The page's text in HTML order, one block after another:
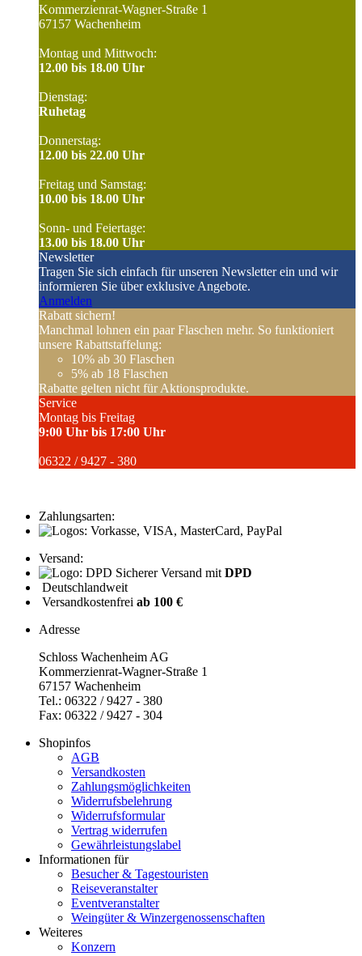
Kommerzienrat-Wagner-Straße 1
67157 Wachenheim
Montag und Mittwoch:
12.00 bis 18.00 Uhr
Dienstag:
Ruhetag
Donnerstag:
12.00 bis 22.00 Uhr
Freitag und Samstag:
10.00 bis 18.00 Uhr
Sonn- und Feiertage:
13.00 bis 18.00 Uhr
Newsletter
Tragen Sie sich einfach für unseren Newsletter ein und wir
informieren Sie über exklusive Angebote.
Anmelden
Rabatt sichern!
Manchmal lohnen ein paar Flaschen mehr. So funktioniert
unsere Rabattstaffelung:
10% ab 30 Flaschen
5% ab 18 Flaschen
Rabatte gelten nicht für Aktionsprodukte.
Service
Montag bis Freitag
9:00 Uhr bis 17:00 Uhr
06322 / 9427 - 380
Zahlungsarten:
Versand:
Sicherer Versand mit DPD
Deutschlandweit
Versandkostenfrei ab 100 €
Adresse
Schloss Wachenheim AG
Kommerzienrat-Wagner-Straße 1
67157 Wachenheim
Tel.: 06322 / 9427 - 380
Fax: 06322 / 9427 - 304
Shopinfos
AGB
Versandkosten
Zahlungsmöglichkeiten
Widerrufsbelehrung
Widerrufsformular
Vertrag widerrufen
Gewährleistungslabel
Informationen für
Besucher & Tagestouristen
Reiseveranstalter
Eventveranstalter
Weingüter & Winzergenossenschaften
Weiteres
Konzern